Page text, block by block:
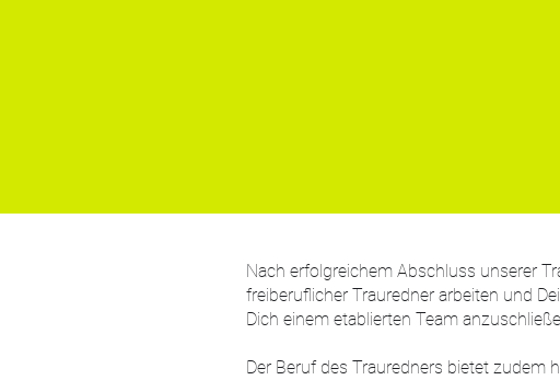
Nach erfolgreichem Abschluss unserer
freiberuflicher Trauredner arbeiten und
Dich einem etablierten Team
Der Beruf des Trauredners bietet zudem